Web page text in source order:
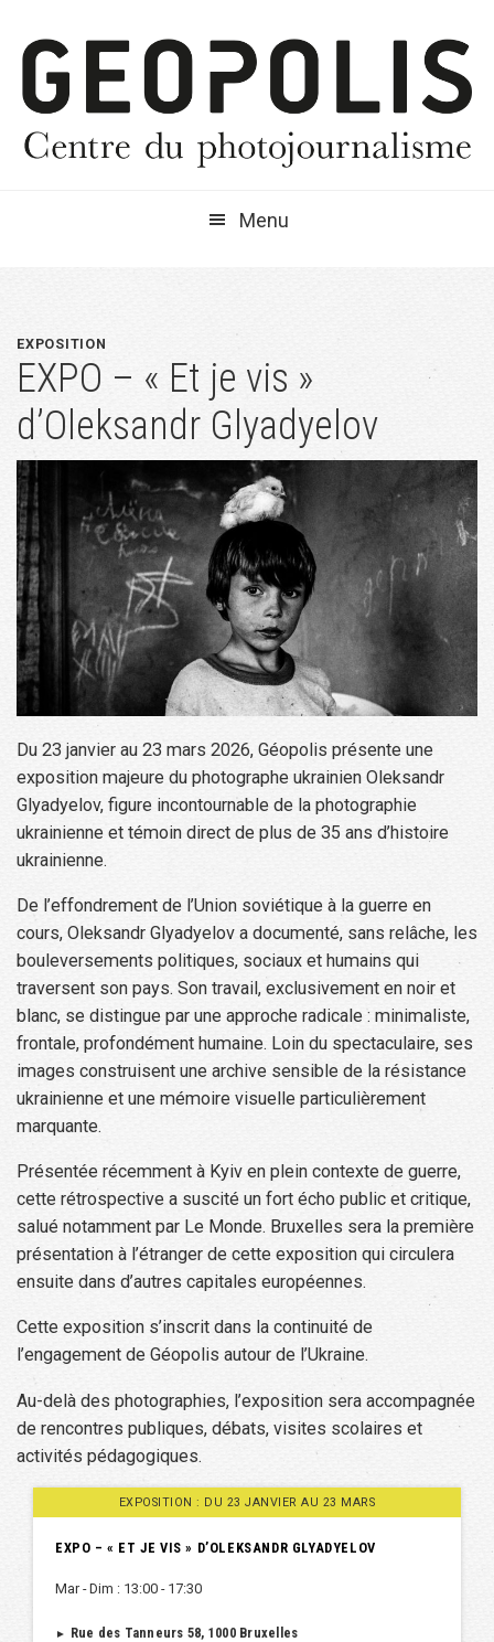
navigation
principale
contenu
principal
barre
latérale
Menu
EXPOSITION
EXPO – « Et je vis »
d’Oleksandr Glyadyelov
Du 23 janvier au 23 mars 2026, Géopolis présente une
exposition majeure du photographe ukrainien Oleksandr
Glyadyelov, figure incontournable de la photographie
ukrainienne et témoin direct de plus de 35 ans d’histoire
ukrainienne.
De l’effondrement de l’Union soviétique à la guerre en
cours, Oleksandr Glyadyelov a documenté, sans relâche, les
bouleversements politiques, sociaux et humains qui
traversent son pays. Son travail, exclusivement en noir et
blanc, se distingue par une approche radicale : minimaliste,
frontale, profondément humaine. Loin du spectaculaire, ses
images construisent une archive sensible de la résistance
ukrainienne et une mémoire visuelle particulièrement
marquante.
Présentée récemment à Kyiv en plein contexte de guerre,
cette rétrospective a suscité un fort écho public et critique,
salué notamment par Le Monde. Bruxelles sera la première
présentation à l’étranger de cette exposition qui circulera
ensuite dans d’autres capitales européennes.
Cette exposition s’inscrit dans la continuité de
l’engagement de Géopolis autour de l’Ukraine.
Au-delà des photographies, l’exposition sera accompagnée
de rencontres publiques, débats, visites scolaires et
activités pédagogiques.
EXPOSITION : DU 23 JANVIER AU 23 MARS
EXPO – « ET JE VIS » D’OLEKSANDR GLYADYELOV
Mar - Dim : 13:00 - 17:30
► Rue des Tanneurs 58, 1000 Bruxelles